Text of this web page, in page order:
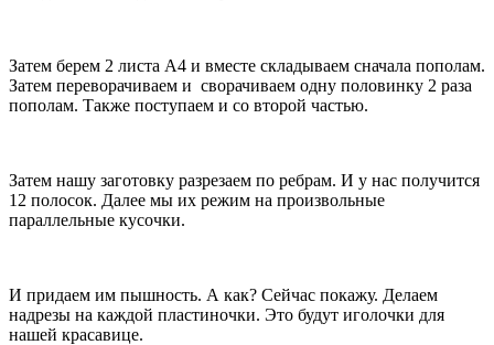
Затем берем 2 листа А4 и вместе складываем сначала пополам.
Затем переворачиваем и сворачиваем одну половинку 2 раза
пополам. Также поступаем и со второй частью.
Затем нашу заготовку разрезаем по ребрам. И у нас получится
12 полосок. Далее мы их режим на произвольные
параллельные кусочки.
И придаем им пышность. А как? Сейчас покажу. Делаем
надрезы на каждой пластиночки. Это будут иголочки для
нашей красавице.